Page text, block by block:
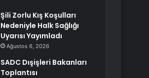
Şili Zorlu Kış Koşulları
Nedeniyle Halk Sağlığı
Uyarısı Yayımladı
Ağustos 6, 2026
SADC Dışişleri Bakanları
Toplantısı